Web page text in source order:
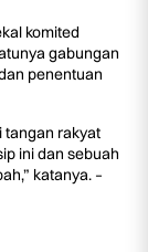
komited
gabungan
penentuan
tangan rakyat
ini dan sebuah
katanya. –